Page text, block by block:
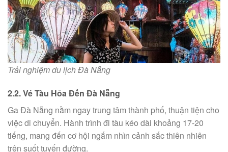
Trải nghiệm du lịch Đà Nẵng
2.2. Vé Tàu Hỏa Đến Đà Nẵng
Ga Đà Nẵng nằm ngay trung tâm thành phố, thuận tiện cho
việc di chuyển. Hành trình đi tàu kéo dài khoảng 17-20
tiếng, mang đến cơ hội ngắm nhìn cảnh sắc thiên nhiên
trên suốt tuyến đường.